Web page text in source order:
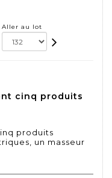
Aller au lot
cinq produits
produits
un masseur